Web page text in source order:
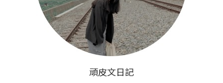
頑皮文日記